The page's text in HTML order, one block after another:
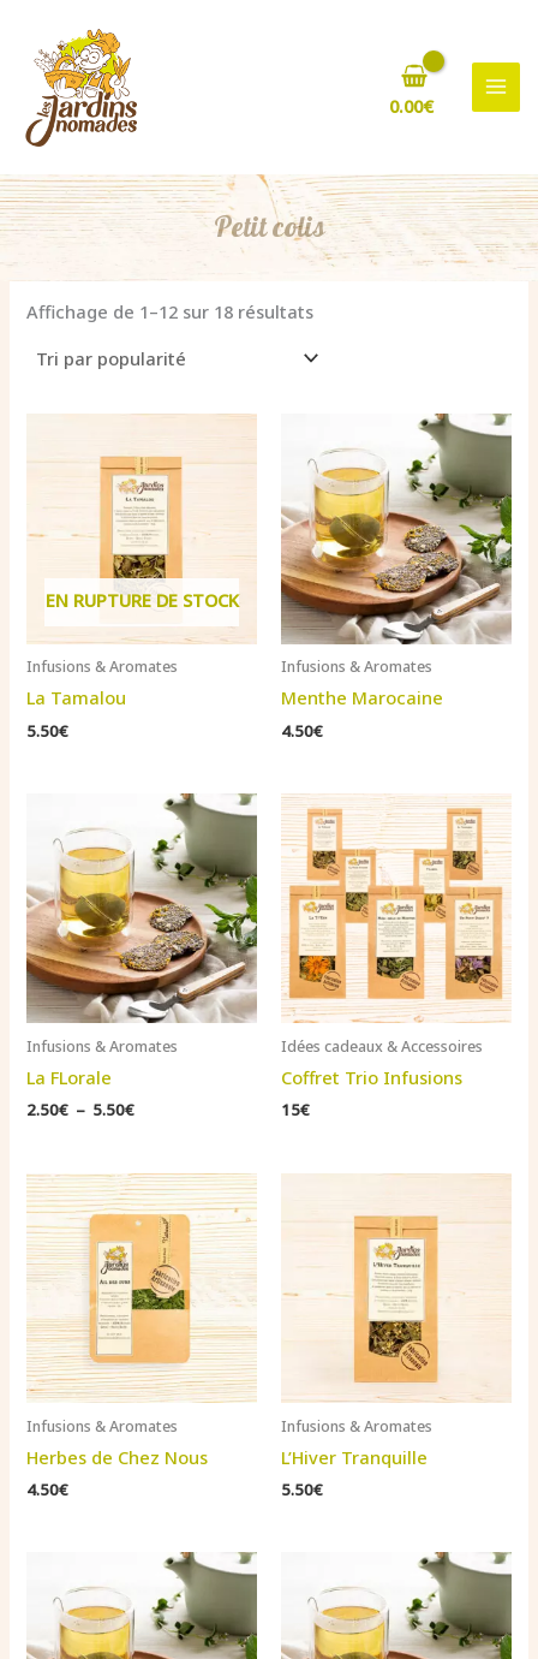
contenu
0.00€
Petit colis
Affichage de 1–12 sur 18 résultatsTrié
EN RUPTURE DE STOCK
Infusions & Aromates
La Tamalou
5.50€
Infusions & Aromates
Menthe Marocaine
4.50€
Infusions & Aromates
La FLorale
2.50€ – 5.50€Plage
2.50€
à
5.50€
Idées cadeaux & Accessoires
Coffret Trio Infusions
15€
Infusions & Aromates
Herbes de Chez Nous
4.50€
Infusions & Aromates
L’Hiver Tranquille
5.50€